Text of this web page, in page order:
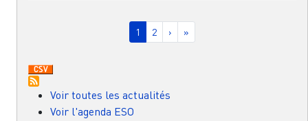
Page courante
1 Page
2 Page suivante
› Dernière page
»
Voir toutes les actualités
Voir l'agenda ESO